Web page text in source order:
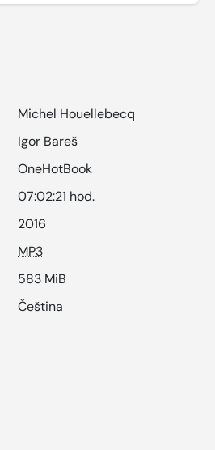
Michel Houellebecq
Igor Bareš
OneHotBook
07:02:21 hod.
2016
MP3
583 MiB
Čeština